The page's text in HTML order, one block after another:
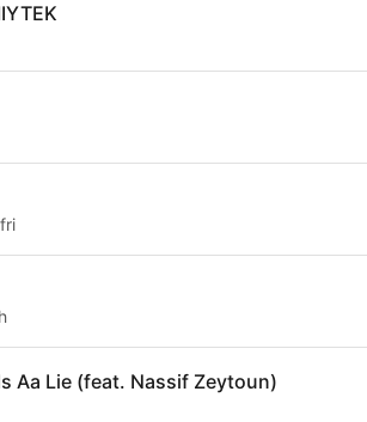
Aa Lie (feat. Nassif Zeytoun)